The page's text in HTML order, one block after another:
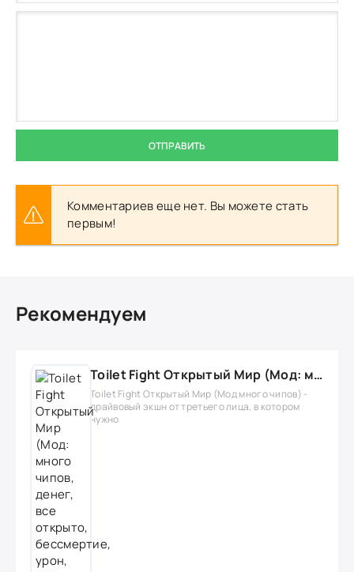
ОТПРАВИТЬ
Комментариев еще нет. Вы можете стать
первым!
Рекомендуем
Toilet Fight Открытый Мир (Мод: много чипов, денег, все открыто, бессмертие, урон, 50+ читов)
Toilet Fight Открытый Мир (Мод много чипов) -
драйвовый экшн от третьего лица, в котором
нужно